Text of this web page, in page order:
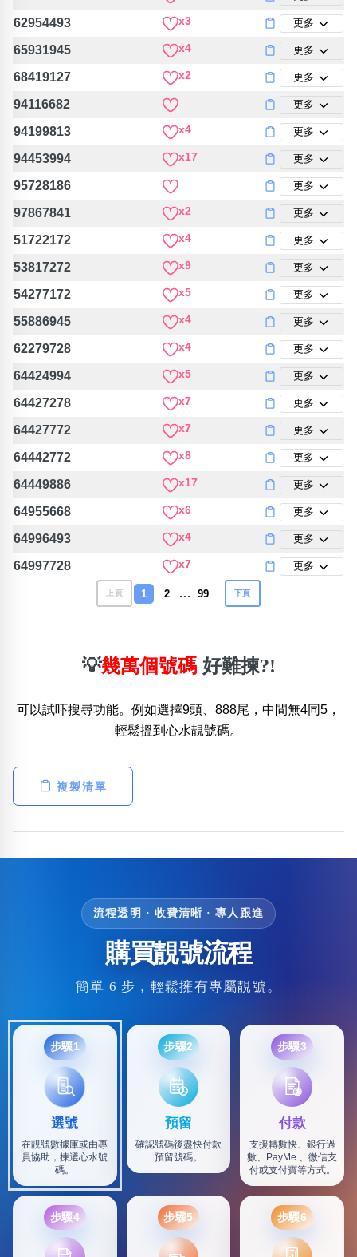
62954493 x3 更多
65931945 x4 更多
68419127 x2 更多
94116682 更多
94199813 x4 更多
94453994 x17 更多
95728186 更多
97867841 x2 更多
51722172 x4 更多
53817272 x9 更多
54277172 x5 更多
55886945 x4 更多
62279728 x4 更多
64424994 x5 更多
64427278 x7 更多
64427772 x7 更多
64442772 x8 更多
64449886 x17 更多
64955668 x6 更多
64996493 x4 更多
64997728 x7 更多
上頁 1 2 … 99 下頁
💡幾萬個號碼 好難揀?!
可以試吓搜尋功能。例如選擇9頭、888尾，中間無4同5，
輕鬆搵到心水靚號碼。
複製清單
流程透明 · 收費清晰 · 專人跟進
購買靚號流程
簡單 6 步，輕鬆擁有專屬靚號。
步驟1
選號
在靚號數據庫或由專
員協助，揀選心水號
碼。
步驟2
預留
確認號碼後盡快付款
預留號碼。
步驟3
付款
支援轉數快、銀行過
數、PayMe 、微信支
付或支付寶等方式。
步驟4 步驟5 步驟6